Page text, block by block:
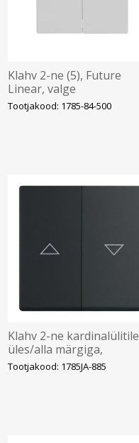
Klahv 2-ne (5), Future
Linear, valge
Tootjakood: 1785-84-500
Klahv 2-ne kardinalülitile
üles/alla märgiga,
Impressivo, matt must
Tootjakood: 1785JA-885